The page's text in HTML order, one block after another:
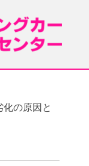
の原因と